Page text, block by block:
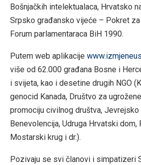
Bošnjačkih intelektualaca, Hrvatsko
Srpsko građansko vijeće – Pokret
Forum parlamentaraca BiH 1990.
Putem web aplikacije
više od 62.000 građana Bosne i
i svijeta, kao i desetine drugih NGO
genocid Kanada, Društvo za
promociju civilnog društva,
Benevolencija, Udruga Hrvatski dom,
Mostarski krug i dr.).
Pozivaju se svi članovi i simpatizeri